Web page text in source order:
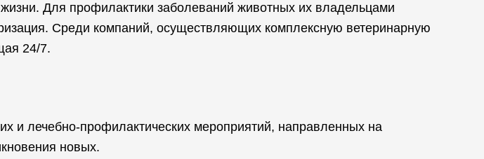
Для профилактики заболеваний животных их владельцами
Среди компаний, осуществляющих комплексную ветеринарную
24/7.
и лечебно-профилактических мероприятий, направленных на
новых.